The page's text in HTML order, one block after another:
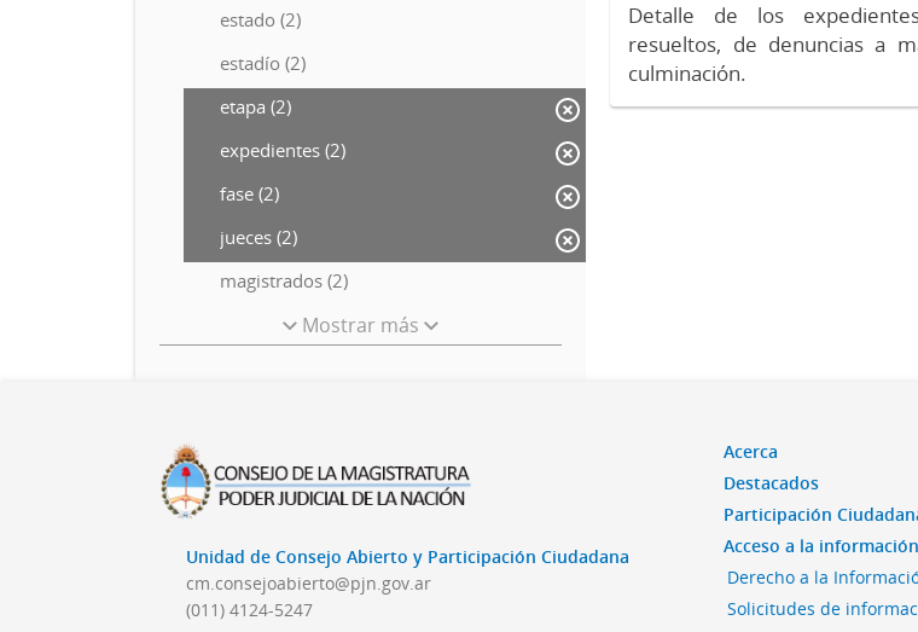
estado (2)
estadío (2)
etapa (2)
expedientes (2)
fase (2)
jueces (2)
magistrados (2)
Mostrar más
Detalle de los
resueltos, de denuncias a
culminación.
Unidad de Consejo Abierto y Participación Ciudadana
cm.consejoabierto@pjn.gov.ar
(011) 4124-5247
Acerca
Destacados
Participación
Acceso a la información
Derecho a la
Solicitudes de